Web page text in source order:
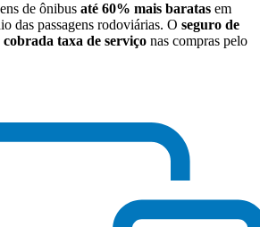
de ônibus até 60% mais baratas em
das passagens rodoviárias. O seguro de
taxa de serviço nas compras pelo